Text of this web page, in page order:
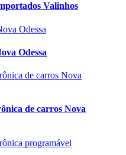
Valinhos
Odessa
de carros Nova